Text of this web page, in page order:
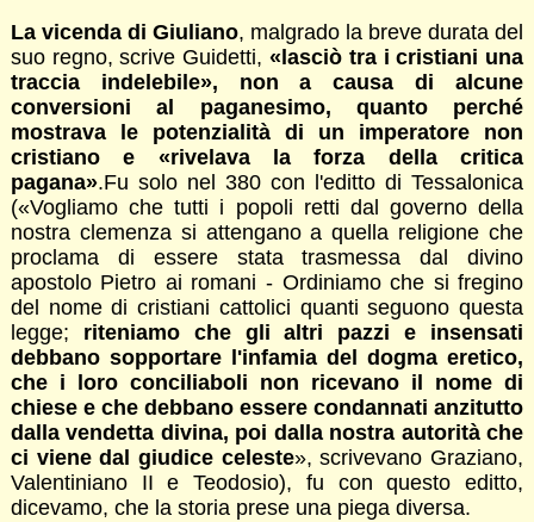
La vicenda di Giuliano, malgrado la breve durata del
suo regno, scrive Guidetti, «lasciò tra i cristiani una
traccia indelebile», non a causa di alcune
conversioni al paganesimo, quanto perché
mostrava le potenzialità di un imperatore non
cristiano e «rivelava la forza della critica
pagana».Fu solo nel 380 con l'editto di Tessalonica
(«Vogliamo che tutti i popoli retti dal governo della
nostra clemenza si attengano a quella religione che
proclama di essere stata trasmessa dal divino
apostolo Pietro ai romani - Ordiniamo che si fregino
del nome di cristiani cattolici quanti seguono questa
legge; riteniamo che gli altri pazzi e insensati
debbano sopportare l'infamia del dogma eretico,
che i loro conciliaboli non ricevano il nome di
chiese e che debbano essere condannati anzitutto
dalla vendetta divina, poi dalla nostra autorità che
ci viene dal giudice celeste», scrivevano Graziano,
Valentiniano II e Teodosio), fu con questo editto,
dicevamo, che la storia prese una piega diversa.